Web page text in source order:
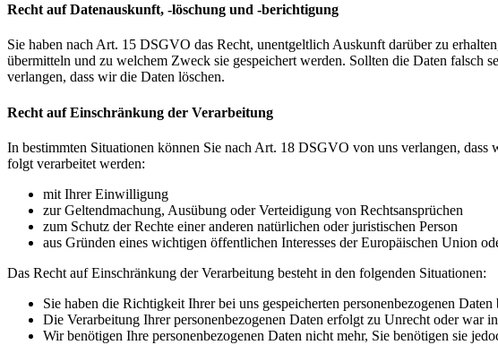
Recht auf Datenauskunft, -löschung und -berichtigung
Sie haben nach Art. 15 DSGVO das Recht, unentgeltlich Auskunft darüber zu
übermitteln und zu welchem Zweck sie gespeichert werden. Sollten die Daten
verlangen, dass wir die Daten löschen.
Recht auf Einschränkung der Verarbeitung
In bestimmten Situationen können Sie nach Art. 18 DSGVO von uns verlangen,
folgt verarbeitet werden:
mit Ihrer Einwilligung
zur Geltendmachung, Ausübung oder Verteidigung von Rechtsansprüchen
zum Schutz der Rechte einer anderen natürlichen oder juristischen Person
aus Gründen eines wichtigen öffentlichen Interesses der Europäischen Union
Das Recht auf Einschränkung der Verarbeitung besteht in den folgenden Situationen:
Sie haben die Richtigkeit Ihrer bei uns gespeicherten personenbezogenen
Die Verarbeitung Ihrer personenbezogenen Daten erfolgt zu Unrecht oder war
Wir benötigen Ihre personenbezogenen Daten nicht mehr, Sie benötigen sie